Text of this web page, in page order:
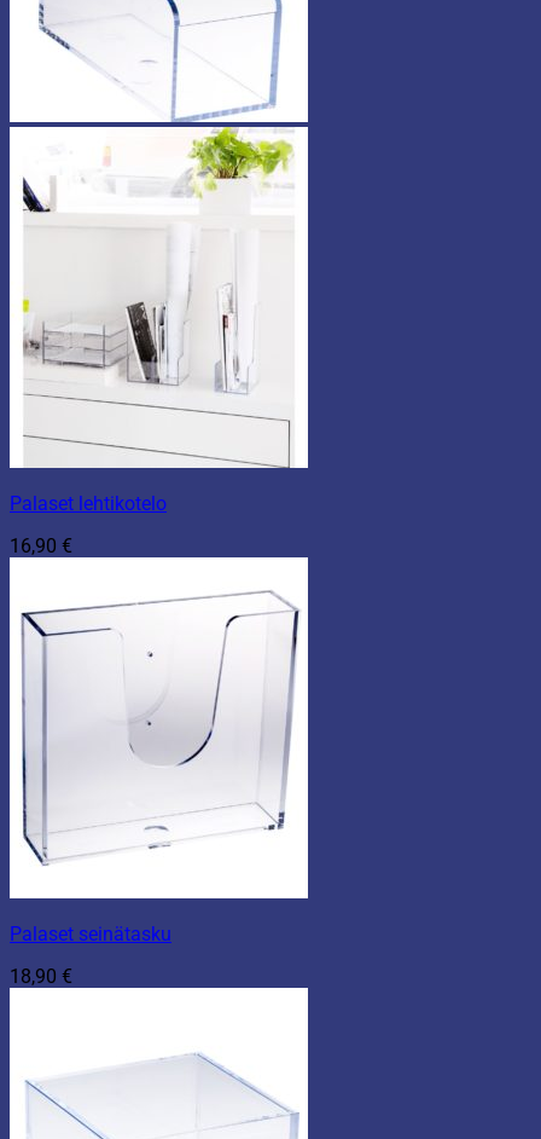
Palaset lehtikotelo
16,90 €
Palaset seinätasku
18,90 €